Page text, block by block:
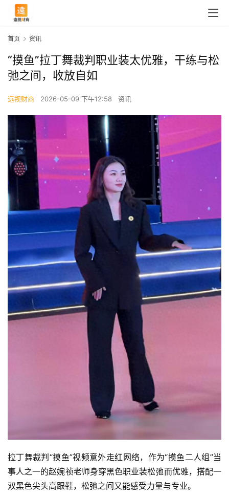
首页 资讯
“摸鱼”拉丁舞裁判职业装太优雅，干练与松
弛之间，收放自如
远视财商 2026-05-09 下午12:58 资讯
拉丁舞裁判“摸鱼”视频意外走红网络，作为“摸鱼二人组”当
事人之一的赵婉祯老师身穿黑色职业装松弛而优雅，搭配一
双黑色尖头高跟鞋，松弛之间又能感受力量与专业。